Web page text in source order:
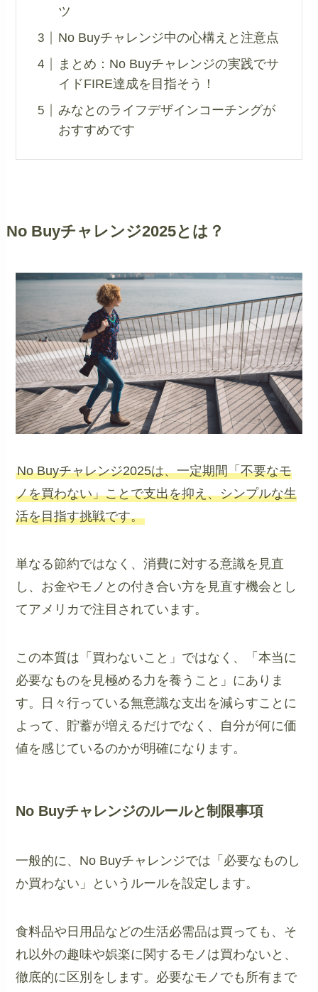
ツ
No Buyチャレンジ中の心構えと注意点
まとめ：No Buyチャレンジの実践でサ
イドFIRE達成を目指そう！
みなとのライフデザインコーチングが
おすすめです
No Buyチャレンジ2025とは？
No Buyチャレンジ2025は、一定期間「不要なモ
ノを買わない」ことで支出を抑え、シンプルな生
活を目指す挑戦です。
単なる節約ではなく、消費に対する意識を見直
し、お金やモノとの付き合い方を見直す機会とし
てアメリカで注目されています。
この本質は「買わないこと」ではなく、「本当に
必要なものを見極める力を養うこと」にありま
す。日々行っている無意識な支出を減らすことに
よって、貯蓄が増えるだけでなく、自分が何に価
値を感じているのかが明確になります。
No Buyチャレンジのルールと制限事項
一般的に、No Buyチャレンジでは「必要なものし
か買わない」というルールを設定します。
食料品や日用品などの生活必需品は買っても、そ
れ以外の趣味や娯楽に関するモノは買わないと、
徹底的に区別をします。必要なモノでも所有まで